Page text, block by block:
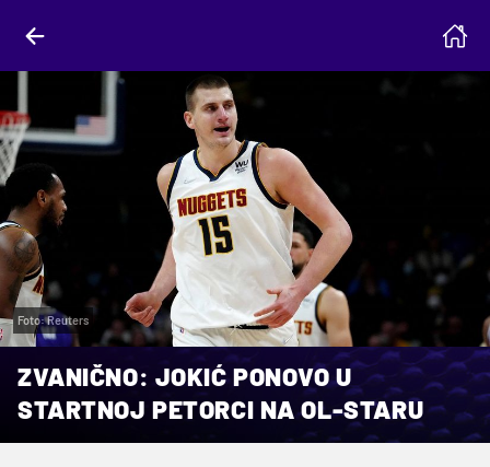
Foto: Reuters
ZVANIČNO: JOKIĆ PONOVO U
STARTNOJ PETORCI NA OL-STARU